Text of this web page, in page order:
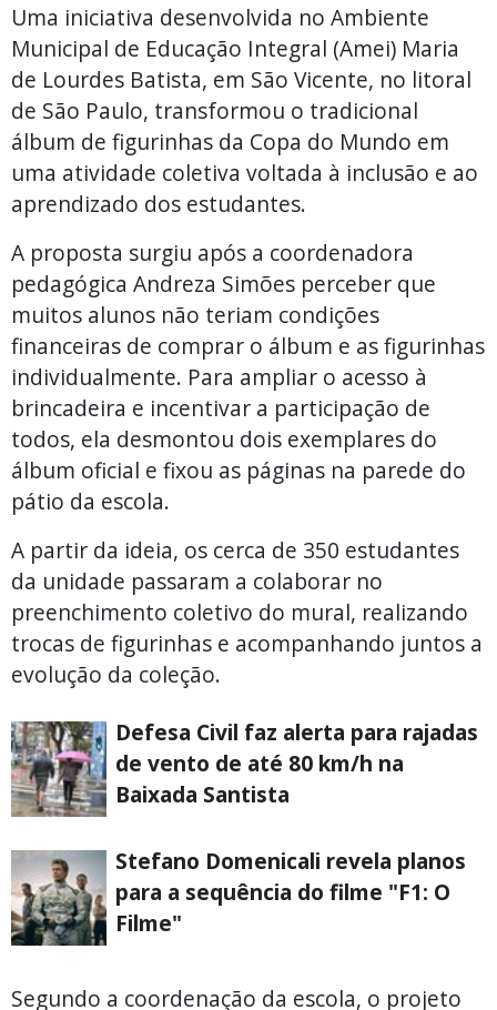
Uma iniciativa desenvolvida no Ambiente
Municipal de Educação Integral (Amei) Maria
de Lourdes Batista, em São Vicente, no litoral
de São Paulo, transformou o tradicional
álbum de figurinhas da Copa do Mundo em
uma atividade coletiva voltada à inclusão e ao
aprendizado dos estudantes.
A proposta surgiu após a coordenadora
pedagógica Andreza Simões perceber que
muitos alunos não teriam condições
financeiras de comprar o álbum e as figurinhas
individualmente. Para ampliar o acesso à
brincadeira e incentivar a participação de
todos, ela desmontou dois exemplares do
álbum oficial e fixou as páginas na parede do
pátio da escola.
A partir da ideia, os cerca de 350 estudantes
da unidade passaram a colaborar no
preenchimento coletivo do mural, realizando
trocas de figurinhas e acompanhando juntos a
evolução da coleção.
Defesa Civil faz alerta para rajadas
de vento de até 80 km/h na
Baixada Santista
Stefano Domenicali revela planos
para a sequência do filme "F1: O
Filme"
Segundo a coordenação da escola, o projeto